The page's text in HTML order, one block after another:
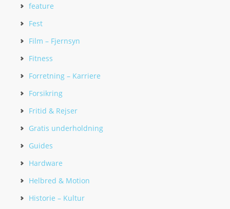
feature
Fest
Film – Fjernsyn
Fitness
Forretning – Karriere
Forsikring
Fritid & Rejser
Gratis underholdning
Guides
Hardware
Helbred & Motion
Historie – Kultur